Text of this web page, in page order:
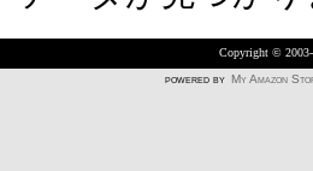
Copyright ©
powered by My Amazon